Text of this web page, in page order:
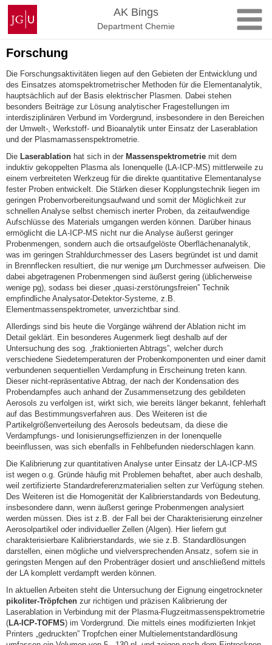
Zum
Inhalt
springen
Johannes
Gutenberg-
Universität
Mainz
AK Bings
Department Chemie
Forschung
Die Forschungsaktivitäten liegen auf den Gebieten der Entwicklung und
des Einsatzes atomspektrometrischer Methoden für die Elementanalytik,
hauptsächlich auf der Basis elektrischer Plasmen. Dabei stehen
besonders Beiträge zur Lösung analytischer Fragestellungen im
interdisziplinären Verbund im Vordergrund, insbesondere in den Bereichen
der Umwelt-, Werkstoff- und Bioanalytik unter Einsatz der Laserablation
und der Plasmamassenspektrometrie.
Die Laserablation hat sich in der Massenspektrometrie mit dem
induktiv gekoppelten Plasma als Ionenquelle (LA-ICP-MS) mittlerweile zu
einem verbreiteten Werkzeug für die direkte quantitative Elementanalyse
fester Proben entwickelt. Die Stärken dieser Kopplungstechnik liegen im
geringen Probenvorbereitungsaufwand und somit der Möglichkeit zur
schnellen Analyse selbst chemisch inerter Proben, da zeitaufwendige
Aufschlüsse des Materials umgangen werden können. Darüber hinaus
ermöglicht die LA-ICP-MS nicht nur die Analyse äußerst geringer
Probenmengen, sondern auch die ortsaufgelöste Oberflächenanalytik,
was im geringen Strahldurchmesser des Lasers begründet ist und damit
in Brennflecken resultiert, die nur wenige µm Durchmesser aufweisen. Die
dabei abgetragenen Probenmengen sind äußerst gering (üblicherweise
wenige pg), sodass bei dieser „quasi-zerstörungsfreien” Technik
empfindliche Analysator-Detektor-Systeme, z.B.
Elementmassenspektrometer, unverzichtbar sind.
Allerdings sind bis heute die Vorgänge während der Ablation nicht im
Detail geklärt. Ein besonderes Augenmerk liegt deshalb auf der
Untersuchung des sog. „fraktionierten Abtrags”, welcher durch
verschiedene Siedetemperaturen der Probenkomponenten und einer damit
verbundenen sequentiellen Verdampfung in Erscheinung treten kann.
Dieser nicht-repräsentative Abtrag, der nach der Kondensation des
Probendampfes auch anhand der Zusammensetzung des gebildeten
Aerosols zu verfolgen ist, wirkt sich, wie bereits länger bekannt, fehlerhaft
auf das Bestimmungsverfahren aus. Des Weiteren ist die
Partikelgrößenverteilung des Aerosols bedeutsam, da diese die
Verdampfungs- und Ionisierungseffizienzen in der Ionenquelle
beeinflussen, was sich ebenfalls in Fehlbefunden niederschlagen kann.
Die Kalibrierung zur quantitativen Analyse unter Einsatz der LA-ICP-MS
ist wegen o.g. Gründe häufig mit Problemen behaftet, aber auch deshalb,
weil zertifizierte Standardreferenzmaterialien selten zur Verfügung stehen.
Des Weiteren ist die Homogenität der Kalibrierstandards von Bedeutung,
insbesondere dann, wenn äußerst geringe Probenmengen analysiert
werden müssen. Dies ist z.B. der Fall bei der Charakterisierung einzelner
Aerosolpartikel oder individueller Zellen (Algen). Hier liefern gut
charakterisierbare Kalibrierstandards, wie sie z.B. Standardlösungen
darstellen, einen mögliche und vielversprechenden Ansatz, sofern sie in
geringsten Mengen auf den Probenträger dosiert und anschließend mittels
der LA komplett verdampft werden können.
In aktuellen Arbeiten steht die Untersuchung der Eignung eingetrockneter
pikoliter-Tröpfchen zur richtigen und präzisen Kalibrierung der
Laserablation in Verbindung mit der Plasma-Flugzeitmassenspektrometrie
(LA-ICP-TOFMS) im Vordergrund. Die mittels eines modifizierten Inkjet
Printers „gedruckten” Tropfchen einer Multielementstandardlösung